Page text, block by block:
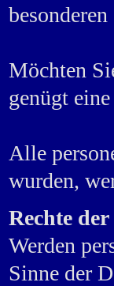
Möchten
genügt
Alle
wurden,
Rechte
Werden
Sinne der